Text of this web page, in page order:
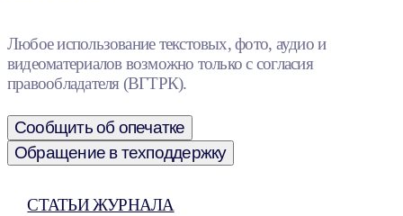
Любое использование текстовых, фото, аудио и
видеоматериалов возможно только с согласия
правообладателя (ВГТРК).
Сообщить об опечатке
Обращение в техподдержку
СТАТЬИ ЖУРНАЛА